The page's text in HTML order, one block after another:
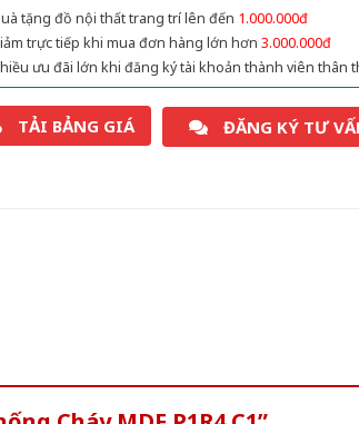
tặng đồ nội thất trang trí lên đến 1.000.000đ
trực tiếp khi mua đơn hàng lớn hơn 3.000.000đ
ưu đãi lớn khi đăng ký tài khoản thành viên thân
TẢI BẢNG GIÁ ĐĂNG KÝ TƯ